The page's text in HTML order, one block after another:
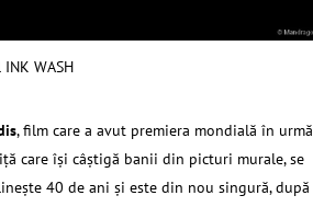
WASH
, film care a avut premiera mondială în urmă
care își câștigă banii din picturi murale, se
40 de ani și este din nou singură, după